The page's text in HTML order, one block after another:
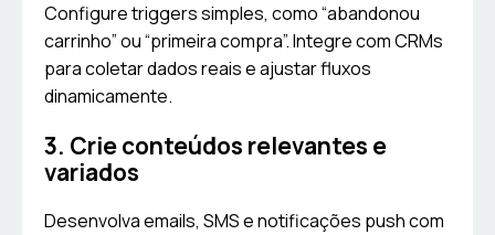
Configure triggers simples, como “abandonou
carrinho” ou “primeira compra”. Integre com CRMs
para coletar dados reais e ajustar fluxos
dinamicamente.
3. Crie conteúdos relevantes e
variados
Desenvolva emails, SMS e notificações push com